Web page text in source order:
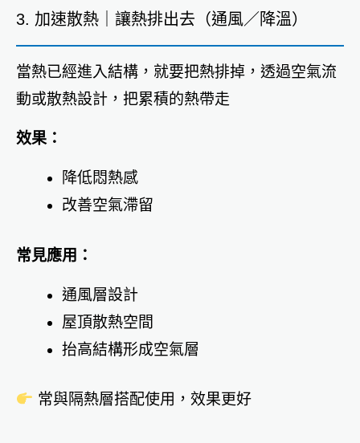
3. 加速散熱｜讓熱排出去（通風／降溫）
當熱已經進入結構，就要把熱排掉，透過空氣流
動或散熱設計，把累積的熱帶走
效果：
降低悶熱感
改善空氣滯留
常見應用：
通風層設計
屋頂散熱空間
抬高結構形成空氣層
常與隔熱層搭配使用，效果更好